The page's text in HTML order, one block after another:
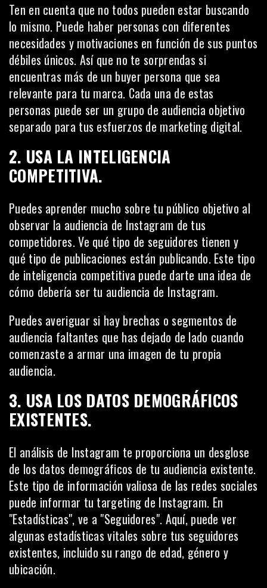
Ten en cuenta que no todos pueden estar buscando
lo mismo. Puede haber personas con diferentes
necesidades y motivaciones en función de sus puntos
débiles únicos. Así que no te sorprendas si
encuentras más de un buyer persona que sea
relevante para tu marca. Cada una de estas
personas puede ser un grupo de audiencia objetivo
separado para tus esfuerzos de marketing digital.
2. USA LA INTELIGENCIA
COMPETITIVA.
Puedes aprender mucho sobre tu público objetivo al
observar la audiencia de Instagram de tus
competidores. Ve qué tipo de seguidores tienen y
qué tipo de publicaciones están publicando. Este tipo
de inteligencia competitiva puede darte una idea de
cómo debería ser tu audiencia de Instagram.
Puedes averiguar si hay brechas o segmentos de
audiencia faltantes que has dejado de lado cuando
comenzaste a armar una imagen de tu propia
audiencia.
3. USA LOS DATOS DEMOGRÁFICOS
EXISTENTES.
El análisis de Instagram te proporciona un desglose
de los datos demográficos de tu audiencia existente.
Este tipo de información valiosa de las redes sociales
puede informar tu targeting de Instagram. En
"Estadísticas", ve a "Seguidores". Aquí, puede ver
algunas estadísticas vitales sobre tus seguidores
existentes, incluido su rango de edad, género y
ubicación.